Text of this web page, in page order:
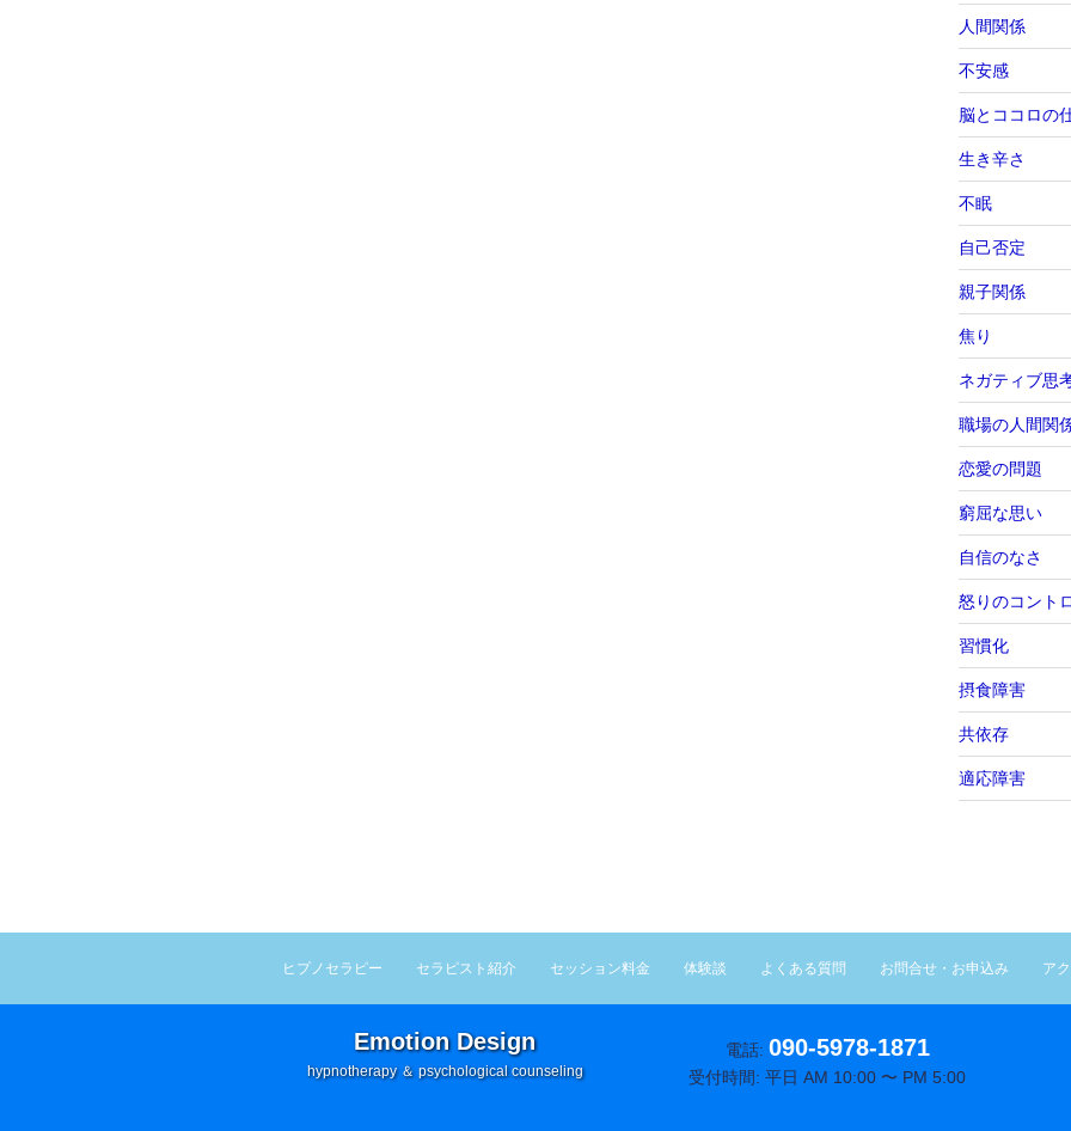
人間関係
不安感
脳とココロの
生き辛さ
不眠
自己否定
親子関係
焦り
ネガティブ思
職場の人間関
恋愛の問題
窮屈な思い
自信のなさ
怒りのコント
習慣化
摂食障害
共依存
適応障害
ヒプノセラピー セラピスト紹介 セッション料金 体験談 よくある質問 お問合せ・お申込み ア
Emotion Design
hypnotherapy ＆ psychological counseling
電話: 090-5978-1871
受付時間: 平日 AM 10:00 〜 PM 5:00